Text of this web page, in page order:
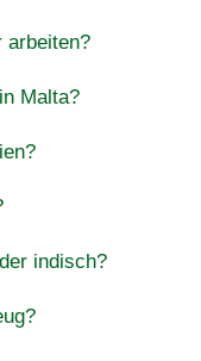
arbeiten?
Malta?
indisch?